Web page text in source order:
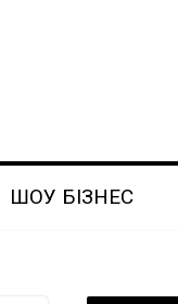
ШОУ БІЗНЕС